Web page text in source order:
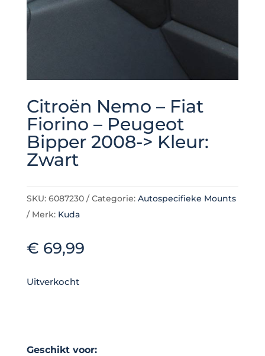
Citroën Nemo – Fiat
Fiorino – Peugeot
Bipper 2008-> Kleur:
Zwart
SKU: 6087230 Categorie: Autospecifieke Mounts
Merk: Kuda
€ 69,99
Uitverkocht
Geschikt voor: